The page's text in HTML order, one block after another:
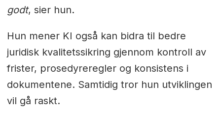
godt, sier hun.
Hun mener KI også kan bidra til bedre
juridisk kvalitetssikring gjennom kontroll av
frister, prosedyreregler og konsistens i
dokumentene. Samtidig tror hun utviklingen
vil gå raskt.